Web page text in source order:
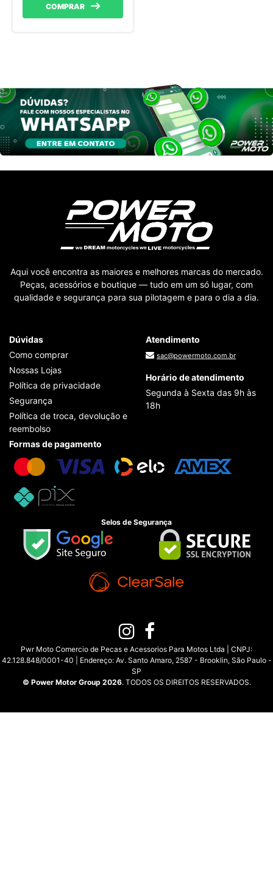
COMPRAR
Aqui você encontra as maiores e melhores marcas do mercado.
Peças, acessórios e boutique — tudo em um só lugar, com
qualidade e segurança para sua pilotagem e para o dia a dia.
Dúvidas
Como comprar
Nossas Lojas
Política de privacidade
Segurança
Política de troca, devolução e
reembolso
Atendimento
sac@powermoto.com.br
Horário de atendimento
Segunda à Sexta das 9h às
18h
Formas de pagamento
Selos de Segurança
Pwr Moto Comercio de Pecas e Acessorios Para Motos Ltda | CNPJ:
42.128.848/0001-40 | Endereço: Av. Santo Amaro, 2587 - Brooklin, São Paulo -
SP
© Power Motor Group 2026. TODOS OS DIREITOS RESERVADOS.